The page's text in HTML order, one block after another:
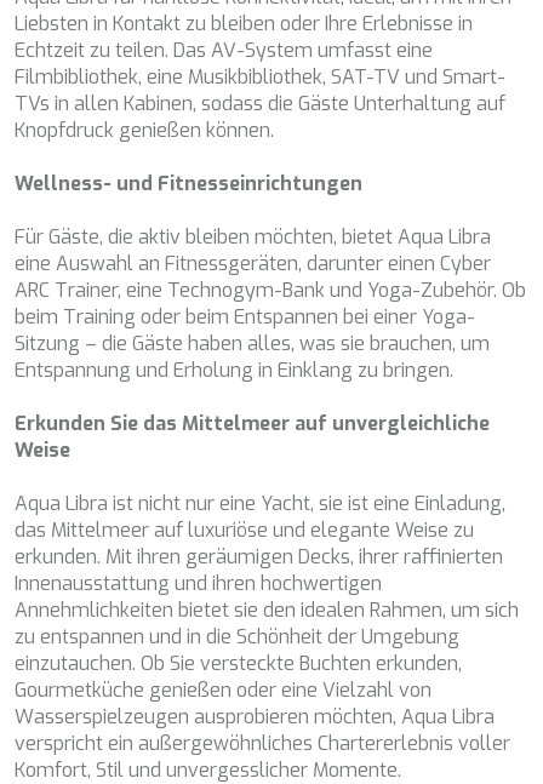
Liebsten in Kontakt zu bleiben oder Ihre Erlebnisse in
Echtzeit zu teilen. Das AV-System umfasst eine
Filmbibliothek, eine Musikbibliothek, SAT-TV und Smart-
TVs in allen Kabinen, sodass die Gäste Unterhaltung auf
Knopfdruck genießen können.
Wellness- und Fitnesseinrichtungen
Für Gäste, die aktiv bleiben möchten, bietet Aqua Libra
eine Auswahl an Fitnessgeräten, darunter einen Cyber
ARC Trainer, eine Technogym-Bank und Yoga-Zubehör. Ob
beim Training oder beim Entspannen bei einer Yoga-
Sitzung – die Gäste haben alles, was sie brauchen, um
Entspannung und Erholung in Einklang zu bringen.
Erkunden Sie das Mittelmeer auf unvergleichliche
Weise
Aqua Libra ist nicht nur eine Yacht, sie ist eine Einladung,
das Mittelmeer auf luxuriöse und elegante Weise zu
erkunden. Mit ihren geräumigen Decks, ihrer raffinierten
Innenausstattung und ihren hochwertigen
Annehmlichkeiten bietet sie den idealen Rahmen, um sich
zu entspannen und in die Schönheit der Umgebung
einzutauchen. Ob Sie versteckte Buchten erkunden,
Gourmetküche genießen oder eine Vielzahl von
Wasserspielzeugen ausprobieren möchten, Aqua Libra
verspricht ein außergewöhnliches Chartererlebnis voller
Komfort, Stil und unvergesslicher Momente.
ETHNA
FARANDWIDE
FAST & FURIOUS
FATSA
FIGURATI
FREE SOUL
FREEDOM
FREEDOM
FRIEND'S BOAT
FRIENDSHIP
FUNDA D
GATSBY
GLASAX
GRACE
HAKUNA MATATA
HALCON DEL MAR
HAPPY ME
HEEUS
HELIOS
HOPE I
HP6
HYPERION
IDYLLE
IMMERSIVE
INDIGO STAR I